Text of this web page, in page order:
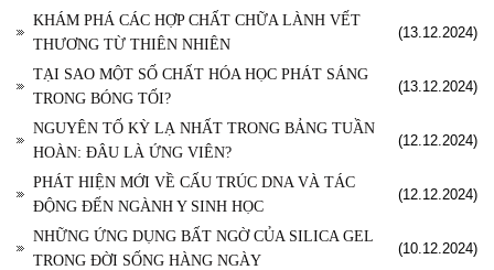
KHÁM PHÁ CÁC HỢP CHẤT CHỮA LÀNH VẾT
THƯƠNG TỪ THIÊN NHIÊN
(13.12.2024)
TẠI SAO MỘT SỐ CHẤT HÓA HỌC PHÁT SÁNG
TRONG BÓNG TỐI?
(13.12.2024)
NGUYÊN TỐ KỲ LẠ NHẤT TRONG BẢNG TUẦN
HOÀN: ĐÂU LÀ ỨNG VIÊN?
(12.12.2024)
PHÁT HIỆN MỚI VỀ CẤU TRÚC DNA VÀ TÁC
ĐỘNG ĐẾN NGÀNH Y SINH HỌC
(12.12.2024)
NHỮNG ỨNG DỤNG BẤT NGỜ CỦA SILICA GEL
TRONG ĐỜI SỐNG HÀNG NGÀY
(10.12.2024)